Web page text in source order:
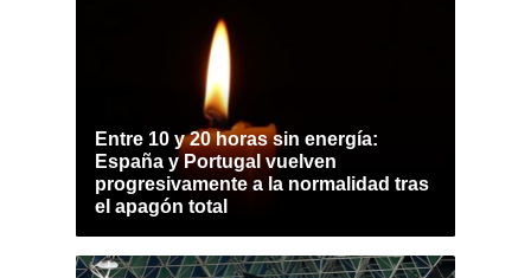
Entre 10 y 20 horas sin energía:
España y Portugal vuelven
progresivamente a la normalidad tras
el apagón total